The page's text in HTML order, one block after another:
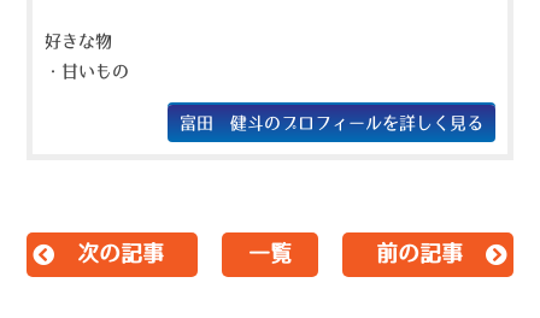
好きな物
・甘いもの
富田 健斗のプロフィールを詳しく見る
次の記事 一覧 前の記事